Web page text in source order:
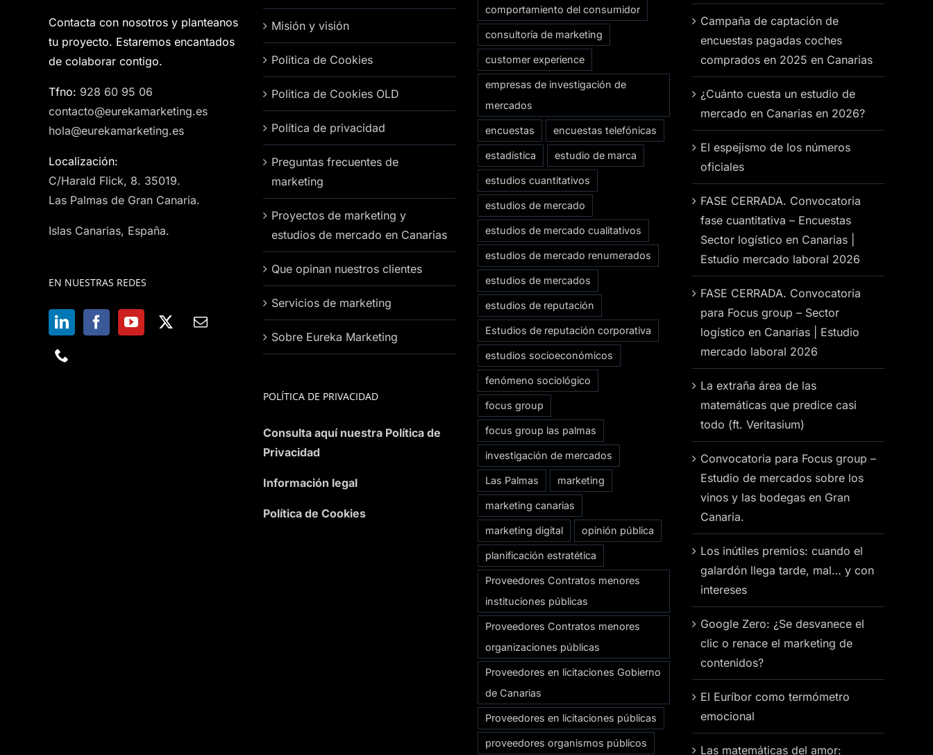
Contacta con nosotros y planteanos
tu proyecto. Estaremos encantados
de colaborar contigo.
Tfno: 928 60 95 06
contacto@eurekamarketing.es
hola@eurekamarketing.es
Localización:
C/Harald Flick, 8. 35019.
Las Palmas de Gran Canaria.
Islas Canarias, España.
EN NUESTRAS REDES
Misión y visión
Politica de Cookies
Politica de Cookies OLD
Política de privacidad
Preguntas frecuentes de
marketing
Proyectos de marketing y
estudios de mercado en Canarias
Que opinan nuestros clientes
Servicios de marketing
Sobre Eureka Marketing
POLÍTICA DE PRIVACIDAD
Consulta aquí nuestra Política de
Privacidad
Información legal
Política de Cookies
comportamiento del consumidor
consultoría de marketing
customer experience
empresas de investigación de
mercados
encuestas encuestas telefónicas
estadística estudio de marca
estudios cuantitativos
estudios de mercado
estudios de mercado cualitativos
estudios de mercado renumerados
estudios de mercados
estudios de reputación
Estudios de reputación corporativa
estudios socioeconómicos
fenómeno sociológico
focus group
focus group las palmas
investigación de mercados
Las Palmas marketing
marketing canarias
marketing digital opinión pública
planificación estratética
Proveedores Contratos menores
instituciones públicas
Proveedores Contratos menores
organizaciones públicas
Proveedores en licitaciones Gobierno
de Canarias
Proveedores en licitaciones públicas
proveedores organismos públicos
Campaña de captación de
encuestas pagadas coches
comprados en 2025 en Canarias
¿Cuánto cuesta un estudio de
mercado en Canarias en 2026?
El espejismo de los números
oficiales
FASE CERRADA. Convocatoria
fase cuantitativa – Encuestas
Sector logístico en Canarias |
Estudio mercado laboral 2026
FASE CERRADA. Convocatoria
para Focus group – Sector
logístico en Canarias | Estudio
mercado laboral 2026
La extraña área de las
matemáticas que predice casi
todo (ft. Veritasium)
Convocatoria para Focus group –
Estudio de mercados sobre los
vinos y las bodegas en Gran
Canaria.
Los inútiles premios: cuando el
galardón llega tarde, mal… y con
intereses
Google Zero: ¿Se desvanece el
clic o renace el marketing de
contenidos?
El Euríbor como termómetro
emocional
Las matemáticas del amor: